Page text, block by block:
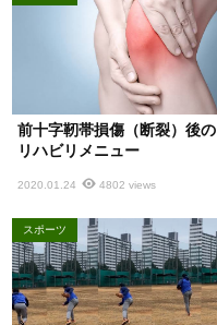
前十字靭帯損傷（断裂）後の
リハビリメニュー
2020.01.24 4802 views
スポーツ